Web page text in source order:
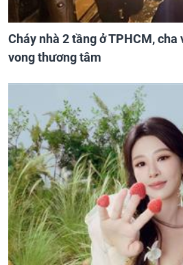
Cháy nhà 2 tầng ở TPHCM,
vong thương tâm